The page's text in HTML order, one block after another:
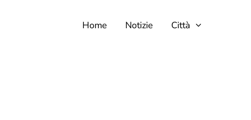
Home Notizie Città